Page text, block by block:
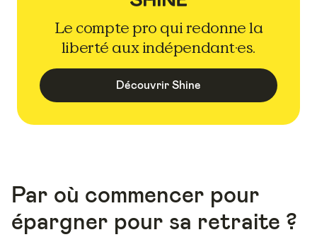
Le compte pro qui redonne la
liberté aux indépendant·es.
Découvrir Shine
Par où commencer pour
épargner pour sa retraite ?